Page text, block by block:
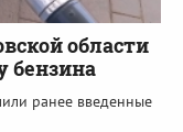
области
бензина
ранее введенные